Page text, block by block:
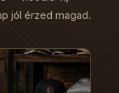
jól érzed magad.